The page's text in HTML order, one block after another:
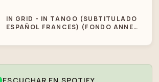
IN GRID - IN TANGO (SUBTITULADO
ESPAÑOL FRANCES) (FONDO ANNE